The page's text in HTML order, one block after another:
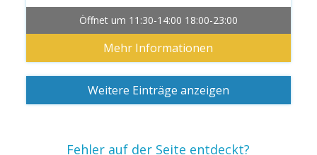
Öffnet um 11:30-14:00 18:00-23:00
Mehr Informationen
Weitere Einträge anzeigen
Fehler auf der Seite entdeckt?